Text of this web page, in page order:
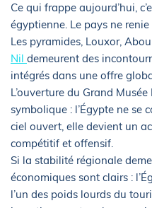
Ce qui frappe aujourd’hui,
égyptienne. Le pays ne
Les pyramides, Louxor,
Nil demeurent des
intégrés dans une offre
L’ouverture du Grand
symbolique : l’Égypte ne se
ciel ouvert, elle devient un
compétitif et offensif.
Si la stabilité régionale
économiques sont clairs :
l’un des poids lourds du